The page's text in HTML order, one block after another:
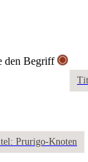
den Begriff
Prurigo-Knoten